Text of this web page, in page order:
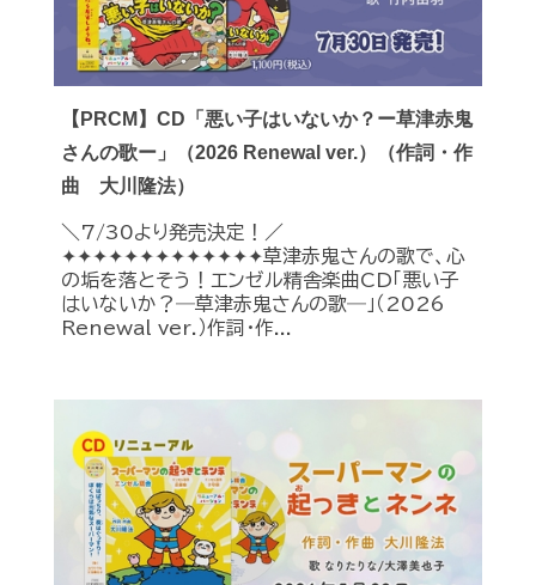
【PRCM】CD「悪い子はいないか？ー草津赤鬼
さんの歌ー」（2026 Renewal ver.）（作詞・作
曲 大川隆法）
＼7/30より発売決定！／
✦✦✦✦✦✦✦✦✦✦✦✦✦草津赤鬼さんの歌で、心
の垢を落とそう！エンゼル精舎楽曲CD「悪い子
はいないか？―草津赤鬼さんの歌―」（2026
Renewal ver.）作詞・作...